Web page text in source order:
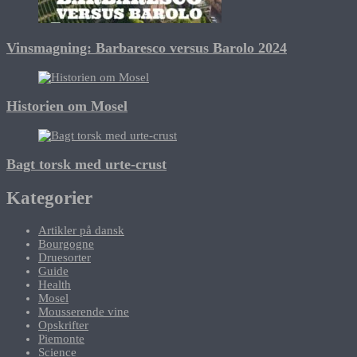
Vinsmagning: Barbaresco versus Barolo 2024
Historien om Mosel
Bagt torsk med urte-crust
Kategorier
Artikler på dansk
Bourgogne
Druesorter
Guide
Health
Mosel
Mousserende vine
Opskrifter
Piemonte
Science